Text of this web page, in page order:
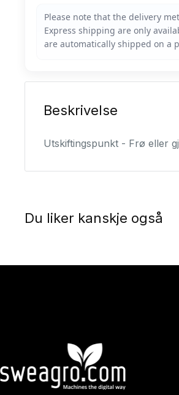
Beskrivelse
Utskiftingspunkt - Frø eller
Du liker kanskje også